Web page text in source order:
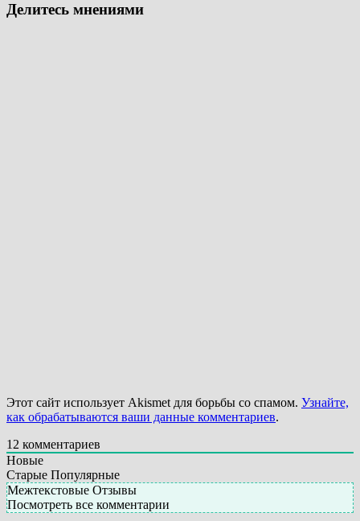
Делитесь мнениями
Этот сайт использует Akismet для борьбы со спамом. Узнайте,
как обрабатываются ваши данные комментариев.
12 комментариев
Новые
Старые Популярные
Межтекстовые Отзывы
Посмотреть все комментарии